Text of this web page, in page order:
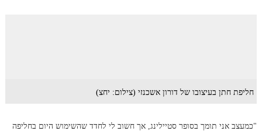
חליפת חתן בעיצובו של דורון אשכנזי (צילום: יחצ)
"כמעצב אני תומך בסופר סטיילינג, אך חשוב לי לחדד שהשימוש היום בחליפה